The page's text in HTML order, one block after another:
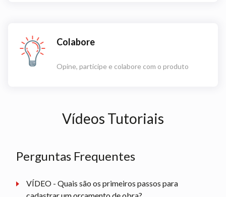
Colabore
Opine, participe e colabore com o produto
Vídeos Tutoriais
Perguntas Frequentes
VÍDEO - Quais são os primeiros passos para